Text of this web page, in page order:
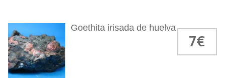
Goethita irisada de huelva
7€